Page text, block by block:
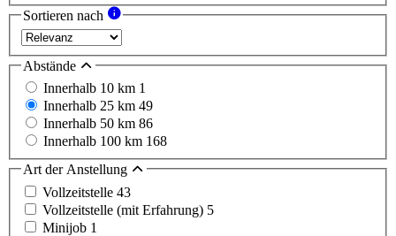
Sortieren nach
Abstände
Innerhalb 10 km 1
Innerhalb 25 km 49
Innerhalb 50 km 86
Innerhalb 100 km 168
Art der Anstellung
Vollzeitstelle 43
Vollzeitstelle (mit Erfahrung) 5
Minijob 1